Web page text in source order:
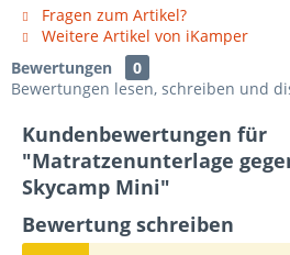
Fragen zum Artikel?
Weitere Artikel von iKamper
Bewertungen
0
Bewertungen lesen, schreiben und
Kundenbewertungen für
"Matratzenunterlage
Skycamp Mini"
Bewertung schreiben